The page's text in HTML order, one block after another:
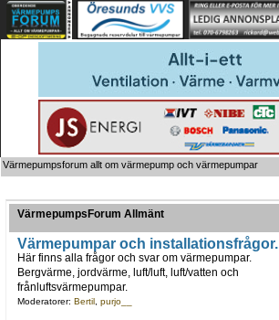
Värmepumpsforum allt om värmepump och värmepumpar
VärmepumpsForum Allmänt
Värmepumpar och installationsfrågor.
Här finns alla frågor och svar om värmepumpar.
Bergvärme, jordvärme, luft/luft, luft/vatten och
frånluftsvärmepumpar.
Moderatorer: Bertil, purjo__